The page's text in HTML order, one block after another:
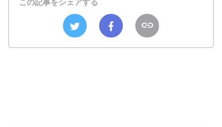
この記事をシェアする